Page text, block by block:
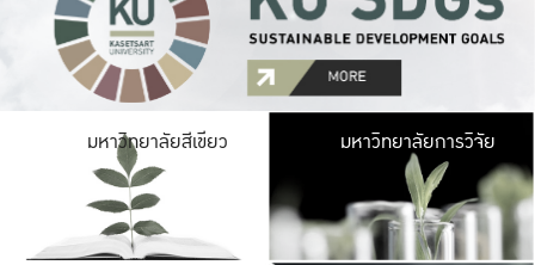
มหาวิทยาลัยสีเขียว มหาวิ
มีพื้นที่เขียวสดใส
เป็นป่าในเมือง เกษต
มหาวิทยาลัยการวิจัย